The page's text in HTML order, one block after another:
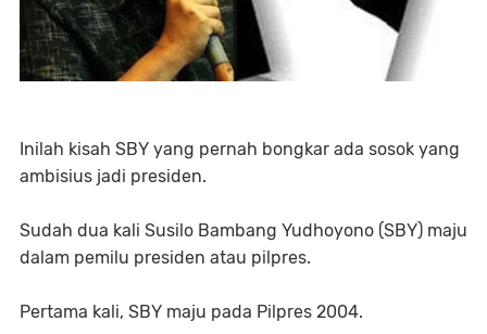
Inilah kisah SBY yang pernah bongkar ada sosok yang
ambisius jadi presiden.
Sudah dua kali Susilo Bambang Yudhoyono (SBY) maju
dalam pemilu presiden atau pilpres.
Pertama kali, SBY maju pada Pilpres 2004.